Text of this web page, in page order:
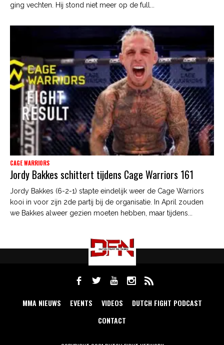
ging vechten. Hij stond niet meer op de full...
CAGE WARRIORS
Jordy Bakkes schittert tijdens Cage Warriors 161
Jordy Bakkes (6-2-1) stapte eindelijk weer de Cage Warriors
kooi in voor zijn 2de partij bij de organisatie. In April zouden
we Bakkes alweer gezien moeten hebben, maar tijdens...
MMA NIEUWS EVENTS VIDEOS
DUTCH FIGHT PODCAST
CONTACT